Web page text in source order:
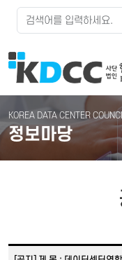
KOREA DATA CENTER
정보마당